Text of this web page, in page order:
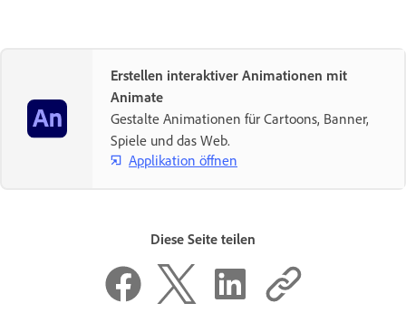
Erstellen interaktiver Animationen mit
Animate
Gestalte Animationen für Cartoons, Banner,
Spiele und das Web.
Applikation öffnen
Diese Seite teilen